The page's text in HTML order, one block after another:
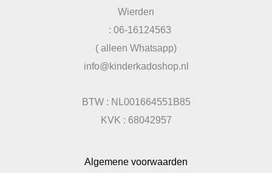
Wierden
: 06-16124563
( alleen Whatsapp)
info@kinderkadoshop.nl
BTW : NL001664551B85
KVK : 68042957
Algemene voorwaarden